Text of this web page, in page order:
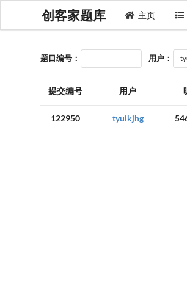
创客家题库 主页
题目编号： 用户：
提交编号 用户
122950 tyuikjhg